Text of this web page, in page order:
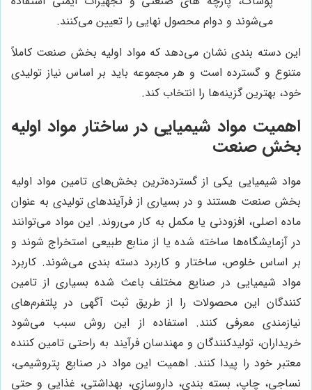
می‌شوند و دوام محصول نهایی را تعیین می‌کنند.
این دسته بندی نشان می‌دهد که مواد اولیه بخش صنعت کاملاً
متنوع و گسترده است و هر مجموعه باید بر اساس نیاز تولیدی
خود، بهترین گزینه‌ها را انتخاب کند.
اهمیت مواد شیمیایی در ساختار مواد اولیه
بخش صنعت
مواد شیمیایی یکی از گسترده‌ترین بخش‌های تامین مواد اولیه
بخش صنعت هستند و در بسیاری از فرآیندهای تولیدی به عنوان
ماده اصلی، افزودنی یا مکمل به کار می‌روند. این مواد می‌توانند
در آزمایشگاه‌ها ساخته شده یا از منابع طبیعی استخراج شوند و
بر اساس خلوص، ساختار و کاربرد دسته بندی می‌شوند. کاربرد
مواد شیمیایی در صنایع مختلف باعث شده بسیاری از تامین
کنندگان این محصولات را از طریق ثبت آگهی در پلتفرم‌های
نیازمندی معرفی کنند. استفاده از این روش سبب می‌شود
خریداران، تولیدکنندگان و مهندسان فرآیند به راحتی تامین کننده
معتبر خود را پیدا کنند. اهمیت این مواد در صنایع پتروشیمی،
نساجی، چاپ، بسته بندی، داروسازی، بهداشتی، غذایی و حتی